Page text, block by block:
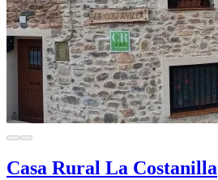
Casa Rural La Costanilla